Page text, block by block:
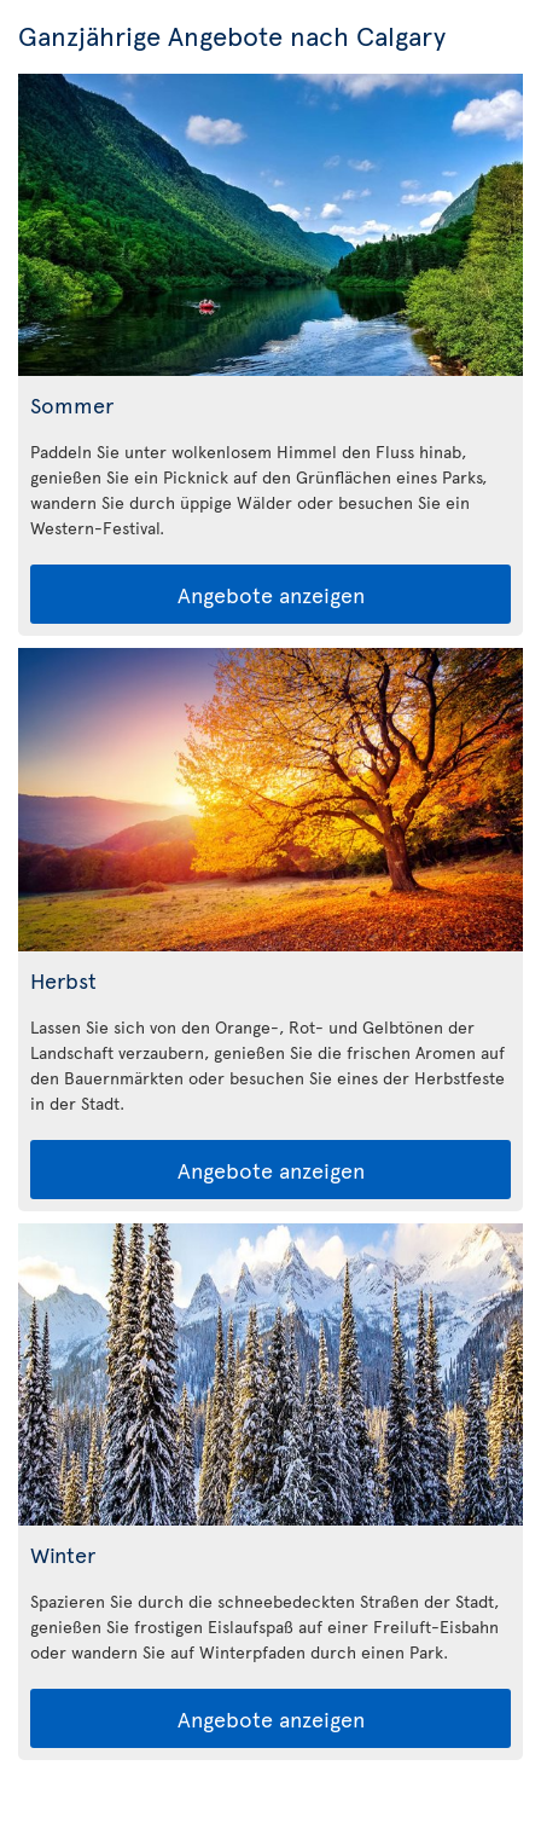
Ganzjährige Angebote nach Calgary
Sommer
Paddeln Sie unter wolkenlosem Himmel den Fluss hinab,
genießen Sie ein Picknick auf den Grünflächen eines Parks,
wandern Sie durch üppige Wälder oder besuchen Sie ein
Western-Festival.
Angebote anzeigen
Herbst
Lassen Sie sich von den Orange-, Rot- und Gelbtönen der
Landschaft verzaubern, genießen Sie die frischen Aromen auf
den Bauernmärkten oder besuchen Sie eines der Herbstfeste
in der Stadt.
Angebote anzeigen
Winter
Spazieren Sie durch die schneebedeckten Straßen der Stadt,
genießen Sie frostigen Eislaufspaß auf einer Freiluft-Eisbahn
oder wandern Sie auf Winterpfaden durch einen Park.
Angebote anzeigen